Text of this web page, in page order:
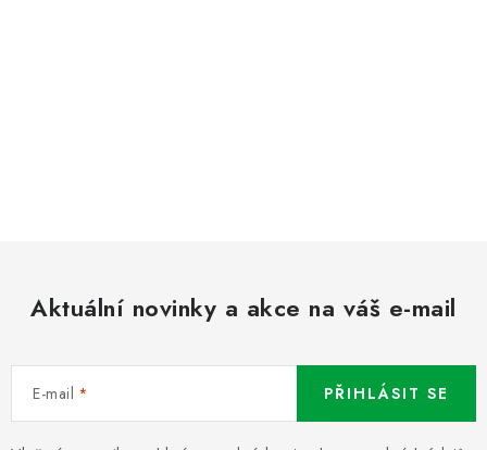
Aktuální novinky a akce na váš e-mail
E-mail PŘIHLÁSIT SE